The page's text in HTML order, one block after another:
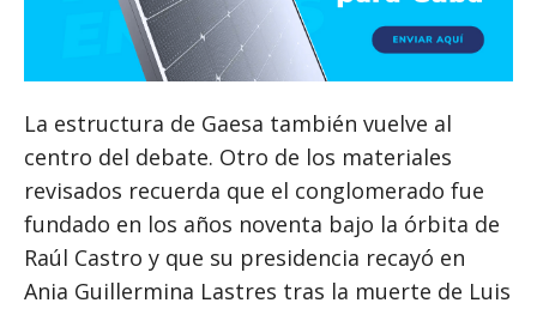
La estructura de Gaesa también vuelve al
centro del debate. Otro de los materiales
revisados recuerda que el conglomerado fue
fundado en los años noventa bajo la órbita de
Raúl Castro y que su presidencia recayó en
Ania Guillermina Lastres tras la muerte de Luis